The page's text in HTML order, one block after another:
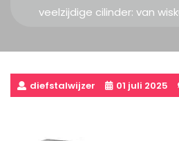
veelzijdige cilinder: van
diefstalwijzer 01 juli 2025